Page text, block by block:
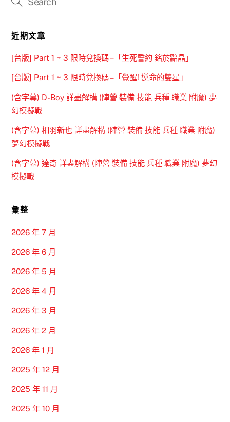
近期文章
[台版] Part 1 ~ 3 限時兌換碼 –「生死誓約 銘於黯晶」
[台版] Part 1 ~ 3 限時兌換碼 –「覺醒! 逆命的雙星」
(含字幕) D-Boy 詳盡解構 (陣營 裝備 技能 兵種 職業 附魔) 夢
幻模擬戰
(含字幕) 相羽新也 詳盡解構 (陣營 裝備 技能 兵種 職業 附魔)
夢幻模擬戰
(含字幕) 達奇 詳盡解構 (陣營 裝備 技能 兵種 職業 附魔) 夢幻
模擬戰
彙整
2026 年 7 月
2026 年 6 月
2026 年 5 月
2026 年 4 月
2026 年 3 月
2026 年 2 月
2026 年 1 月
2025 年 12 月
2025 年 11 月
2025 年 10 月